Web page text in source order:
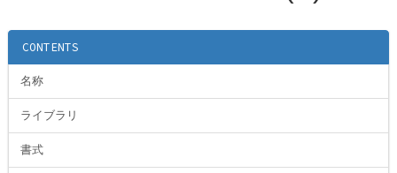
CONTENTS
名称
ライブラリ
書式